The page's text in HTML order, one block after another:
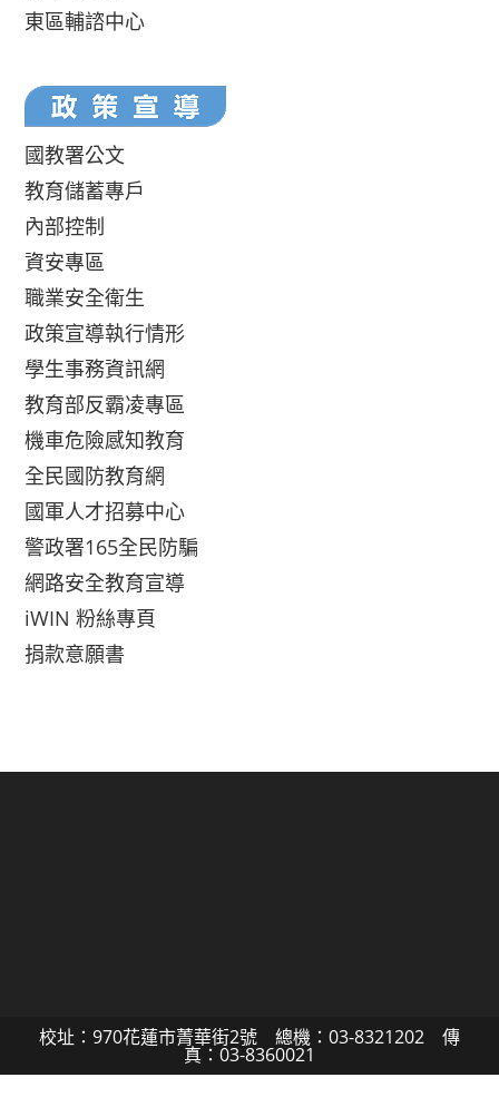
東區輔諮中心
國教署公文
教育儲蓄專戶
內部控制
資安專區
職業安全衛生
政策宣導執行情形
學生事務資訊網
教育部反霸凌專區
機車危險感知教育
全民國防教育網
國軍人才招募中心
警政署165全民防騙
網路安全教育宣導
iWIN 粉絲專頁
捐款意願書
校址：970花蓮市菁華街2號 總機：03-8321202 傳
真：03-8360021